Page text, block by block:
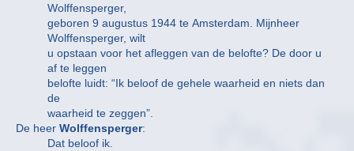
Wolffensperger,
geboren 9 augustus 1944 te Amsterdam. Mijnheer
Wolffensperger, wilt
u opstaan voor het afleggen van de belofte? De door u
af te leggen
belofte luidt: “Ik beloof de gehele waarheid en niets dan
de
waarheid te zeggen”.
De heer Wolffensperger:
Dat beloof ik.